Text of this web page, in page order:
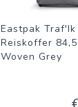
Eastpak
Reiskoffer
Woven Grey